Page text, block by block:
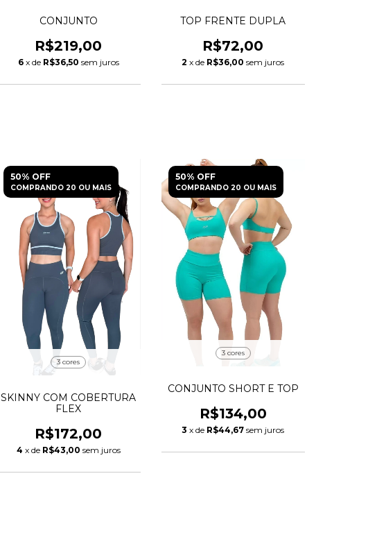
CONJUNTO
R$219,00
6 x de R$36,50 sem juros
TOP FRENTE DUPLA
R$72,00
2 x de R$36,00 sem juros
50% OFF
COMPRANDO 20 OU MAIS
3 cores
SKINNY COM COBERTURA
FLEX
R$172,00
4 x de R$43,00 sem juros
50% OFF
COMPRANDO 20 OU MAIS
3 cores
CONJUNTO SHORT E TOP
R$134,00
3 x de R$44,67 sem juros